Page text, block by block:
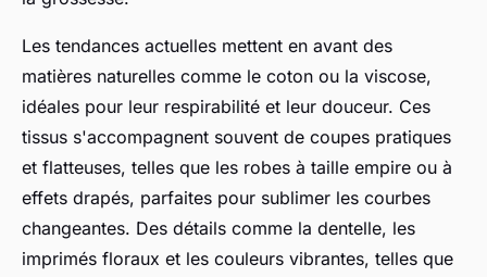
Les tendances actuelles mettent en avant des
matières naturelles comme le coton ou la viscose,
idéales pour leur respirabilité et leur douceur. Ces
tissus s'accompagnent souvent de coupes pratiques
et flatteuses, telles que les robes à taille empire ou à
effets drapés, parfaites pour sublimer les courbes
changeantes. Des détails comme la dentelle, les
imprimés floraux et les couleurs vibrantes, telles que